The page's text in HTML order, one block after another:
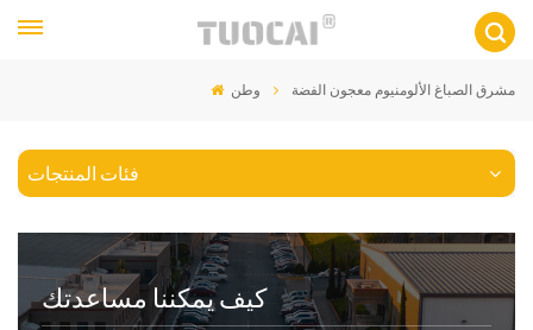
وطن مشرق الصباغ الألومنيوم معجون الفضة
فئات المنتجات
كيف يمكننا مساعدتك